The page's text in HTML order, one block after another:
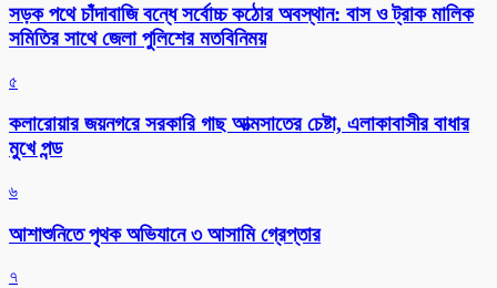
সড়ক পথে চাঁদাবাজি বন্ধে সর্বোচ্চ কঠোর অবস্থান: বাস ও ট্রাক মালিক
সমিতির সাথে জেলা পুলিশের মতবিনিময়
৫
কলারোয়ার জয়নগরে সরকারি গাছ আত্মসাতের চেষ্টা, এলাকাবাসীর বাধার
মুখে পন্ড
৬
আশাশুনিতে পৃথক অভিযানে ৩ আসামি গ্রেপ্তার
৭